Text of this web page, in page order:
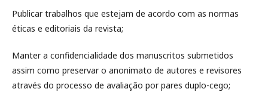
Publicar trabalhos que estejam de acordo com as normas
éticas e editoriais da revista;
Manter a confidencialidade dos manuscritos submetidos
assim como preservar o anonimato de autores e revisores
através do processo de avaliação por pares duplo-cego;